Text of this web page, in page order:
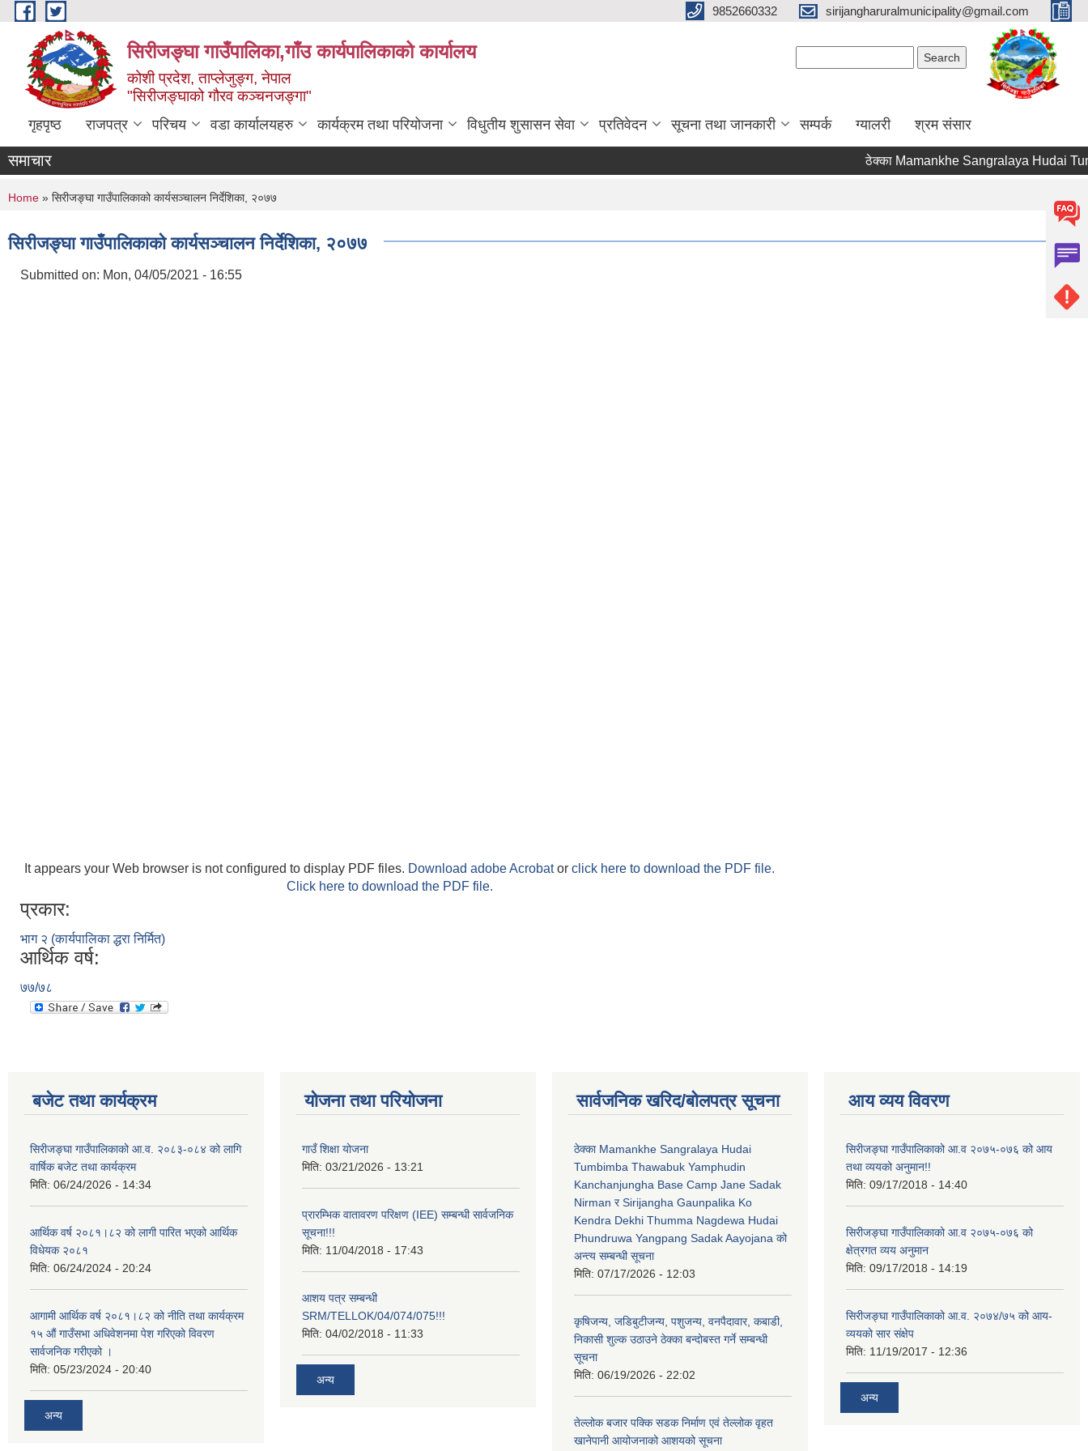
Skip to main content 9852660332 sirijangharuralmunicipality@gmail.com
सिरीजङ्घा गाउँपालिका,गाँउ कार्यपालिकाको कार्यालय
कोशी प्रदेश, ताप्लेजुङ्ग, नेपाल
"सिरीजङ्घाको गौरव कञ्चनजङ्गा"
गृहपृष्ठ राजपत्र परिचय वडा कार्यालयहरु कार्यक्रम तथा परियोजना विधुतीय शुसासन सेवा प्रतिवेदन सूचना तथा जानकारी सम्पर्क ग्यालरी श्रम संसार
समाचार ठेक्का Mamankhe Sangralaya Hudai
You are here
Home » सिरीजङ्घा गाउँपालिकाको कार्यसञ्चालन निर्देशिका, २०७७
सिरीजङ्घा गाउँपालिकाको कार्यसञ्चालन निर्देशिका, २०७७
Submitted on: Mon, 04/05/2021 - 16:55
It appears your Web browser is not configured to display PDF files. Download adobe Acrobator click here to download the PDF file.
Click here to download the PDF file.
प्रकार:
भाग २ (कार्यपालिका द्धरा निर्मित)
आर्थिक वर्ष:
७७/७८
बजेट तथा कार्यक्रम
सिरीजङ्घा गाउँपालिकाको आ.व. २०८३-०८४ को लागि
वार्षिक बजेट तथा कार्यक्रम
मिति: 06/24/2026 - 14:34
आर्थिक वर्ष २०८१।८२ को लागी पारित भएको आर्थिक
विधेयक २०८१
मिति: 06/24/2024 - 20:24
आगामी आर्थिक वर्ष २०८१।८२ को नीति तथा कार्यक्रम
१५ औं गाउँसभा अधिवेशनमा पेश गरिएको विवरण
सार्वजनिक गरीएको ।
मिति: 05/23/2024 - 20:40
अन्य
योजना तथा परियोजना
गाउँ शिक्षा योजना
मिति: 03/21/2026 - 13:21
प्रारम्भिक वातावरण परिक्षण (IEE) सम्बन्धी सार्वजनिक
सूचना!!!
मिति: 11/04/2018 - 17:43
आशय पत्र सम्बन्धी
SRM/TELLOK/04/074/075!!!
मिति: 04/02/2018 - 11:33
अन्य
सार्वजनिक खरिद/बोलपत्र सूचना
ठेक्का Mamankhe Sangralaya Hudai
Tumbimba Thawabuk Yamphudin
Kanchanjungha Base Camp Jane Sadak
Nirman र Sirijangha Gaunpalika Ko
Kendra Dekhi Thumma Nagdewa Hudai
Phundruwa Yangpang Sadak Aayojana को
अन्त्य सम्बन्धी सूचना
मिति: 07/17/2026 - 12:03
कृषिजन्य, जडिबुटीजन्य, पशुजन्य, वनपैदावार, कबाडी,
निकासी शुल्क उठाउने ठेक्का बन्दोबस्त गर्ने सम्बन्धी
सूचना
मिति: 06/19/2026 - 22:02
तेल्लोक बजार पक्कि सडक निर्माण एवं तेल्लोक वृहत
खानेपानी आयोजनाको आशयको सूचना
आय व्यय विवरण
सिरीजङ्घा गाउँपालिकाको आ.व २०७५-०७६ को आय
तथा व्ययको अनुमान!!
मिति: 09/17/2018 - 14:40
सिरीजङ्घा गाउँपालिकाको आ.व २०७५-०७६ को
क्षेत्रगत व्यय अनुमान
मिति: 09/17/2018 - 14:19
सिरीजङ्घा गाउँपालिकाको आ.व. २०७४/७५ को आय-
व्ययको सार संक्षेप
मिति: 11/19/2017 - 12:36
अन्य